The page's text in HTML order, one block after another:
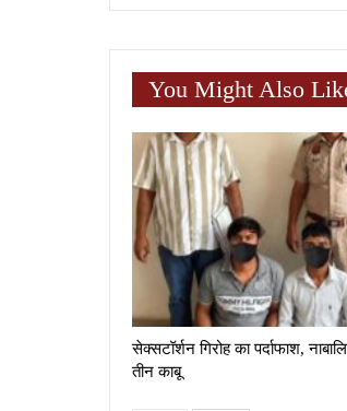
You Might Also
सेक्सटॉर्शन गिरोह का पर्दाफाश,
तीन काबू